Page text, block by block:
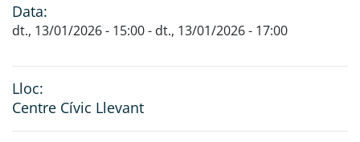
Data:
dt., 13/01/2026 - 15:00- dt., 13/01/2026 - 17:00
Lloc:
Centre Cívic Llevant